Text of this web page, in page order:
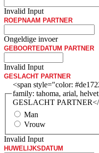
Invalid Input
ROEPNAAM PARTNER
Ongeldige invoer
GEBOORTEDATUM PARTNER
Invalid Input
GESLACHT PARTNER
<span style="color:
family: tahoma, arial,
GESLACHT PARTNER</
Man
Vrouw
Invalid Input
HUWELIJKSDATUM